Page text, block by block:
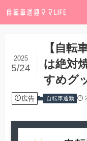
【自転
は絶対
すめグ
2025
5/24
広告 自転車通勤